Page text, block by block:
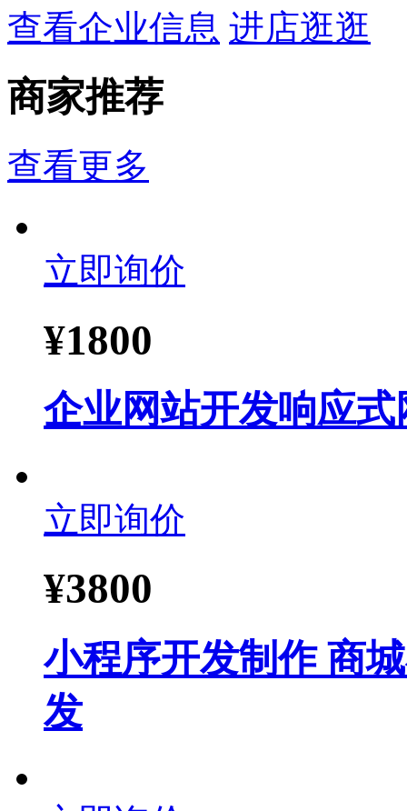
查看企业信息 进店逛逛
商家推荐
查看更多
立即询价
¥1800
企业网站开发响应
立即询价
¥3800
小程序开发制作 商
发